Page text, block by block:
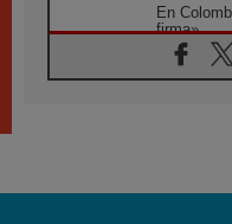
En
firma»
08.08.2026
En
08.08.2026